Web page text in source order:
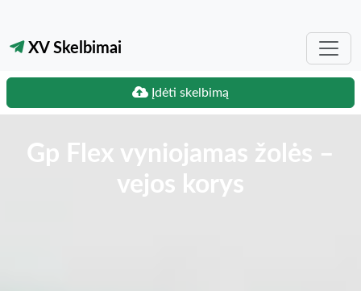
XV Skelbimai
Įdėti skelbimą
Gp Flex vyniojamas žolės –
vejos korys